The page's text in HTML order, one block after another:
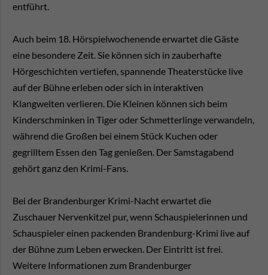
entführt.
Auch beim 18. Hörspielwochenende erwartet die Gäste
eine besondere Zeit. Sie können sich in zauberhafte
Hörgeschichten vertiefen, spannende Theaterstücke live
auf der Bühne erleben oder sich in interaktiven
Klangwelten verlieren. Die Kleinen können sich beim
Kinderschminken in Tiger oder Schmetterlinge verwandeln,
während die Großen bei einem Stück Kuchen oder
gegrilltem Essen den Tag genießen. Der Samstagabend
gehört ganz den Krimi-Fans.
Bei der Brandenburger Krimi-Nacht erwartet die
Zuschauer Nervenkitzel pur, wenn Schauspielerinnen und
Schauspieler einen packenden Brandenburg-Krimi live auf
der Bühne zum Leben erwecken. Der Eintritt ist frei.
Weitere Informationen zum Brandenburger